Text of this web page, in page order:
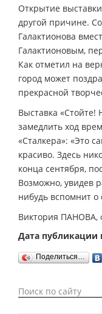
Открытие
другой причине.
Галактионова
Галактионовым,
Как отметил на
город может
прекрасной
Выставка «Стойте!
замедлить ход
«Сталкера»: «Это
красиво. Здесь
конца сентября,
Возможно, увидев
нибудь вспомнит о
Виктория ПАНОВА,
Дата публикации
Поделиться…